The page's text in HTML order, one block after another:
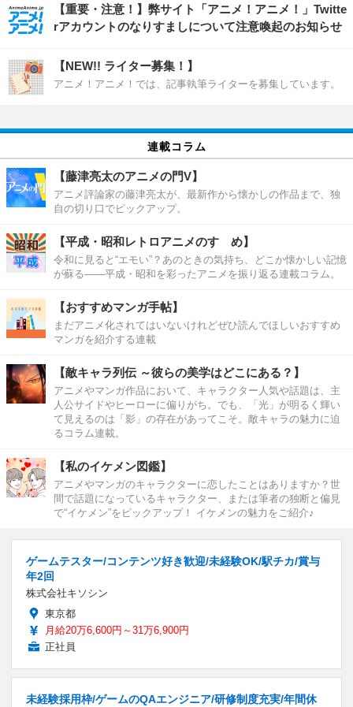
【重要・注意！】弊サイト「アニメ！アニメ！」Twitte
rアカウントのなりすましについて注意喚起のお知らせ
【NEW!! ライター募集！】
アニメ！アニメ！では、記事執筆ライターを募集しています。
連載コラム
【藤津亮太のアニメの門V】
アニメ評論家の藤津亮太が、最新作から懐かしの作品まで、独
自の切り口でピックアップ。
【平成・昭和レトロアニメのすゝめ】
令和に見ると“エモい”？あのときの気持ち、どこか懐かしい記憶
が蘇る――平成・昭和を彩ったアニメを振り返る連載コラム。
【おすすめマンガ手帖】
まだアニメ化されてはいないけれどぜひ読んでほしいおすすめ
マンガを紹介する連載
【敵キャラ列伝 ～彼らの美学はどこにある？】
アニメやマンガ作品において、キャラクター人気や話題は、主
人公サイドやヒーローに偏りがち。でも、「光」が明るく輝い
て見えるのは「影」の存在があってこそ。敵キャラの魅力に迫
るコラム連載。
【私のイケメン図鑑】
アニメやマンガのキャラクターに恋したことはありますか？世
間で話題になっているキャラクター、または筆者の独断と偏見
で“イケメン”をピックアップ！ イケメンの魅力をご紹介♪
ゲームテスター/コンテンツ好き歓迎/未経験OK/駅チカ/賞与
年2回
株式会社キソシン
東京都
月給20万6,600円～31万6,900円
正社員
未経験採用枠/ゲームのQAエンジニア/研修制度充実/年間休